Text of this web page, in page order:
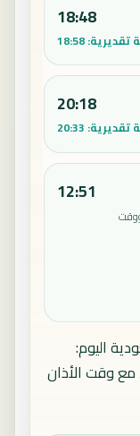
18:48
تقديرية:18:58
20:18
تقديرية: 20:33
12:51
اليوم:
مع وقت الأذان